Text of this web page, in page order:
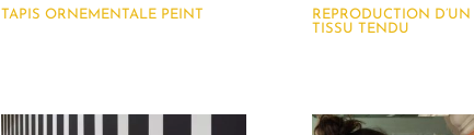
TAPIS ORNEMENTALE PEINT
REPRODUCTION
TISSU TENDU